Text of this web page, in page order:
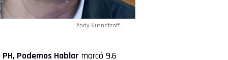
Andy Kusnetzoff
PH, Podemos Hablar marcó 9.6